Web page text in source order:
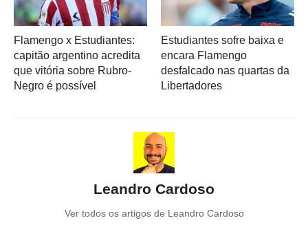
Flamengo x Estudiantes:
capitão argentino acredita
que vitória sobre Rubro-
Negro é possível
Estudiantes sofre baixa e
encara Flamengo
desfalcado nas quartas da
Libertadores
Leandro Cardoso
Ver todos os artigos de Leandro Cardoso